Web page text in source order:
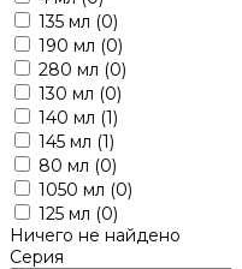
135 мл (0)
190 мл (0)
280 мл (0)
130 мл (0)
140 мл (1)
145 мл (1)
80 мл (0)
1050 мл (0)
125 мл (0)
Ничего не найдено
Серия